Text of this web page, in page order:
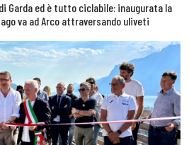
Garda ed è tutto ciclabile: inaugurata la
va ad Arco attraversando uliveti